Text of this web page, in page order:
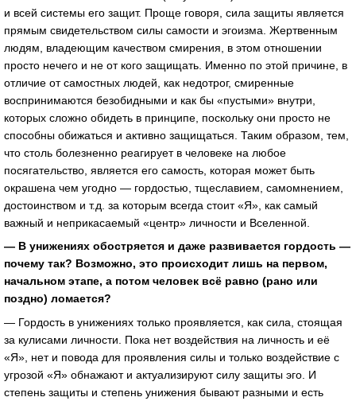
и всей системы его защит. Проще говоря, сила защиты является
прямым свидетельством силы самости и эгоизма. Жертвенным
людям, владеющим качеством смирения, в этом отношении
просто нечего и не от кого защищать. Именно по этой причине, в
отличие от самостных людей, как недотрог, смиренные
воспринимаются безобидными и как бы «пустыми» внутри,
которых сложно обидеть в принципе, поскольку они просто не
способны обижаться и активно защищаться. Таким образом, тем,
что столь болезненно реагирует в человеке на любое
посягательство, является его самость, которая может быть
окрашена чем угодно — гордостью, тщеславием, самомнением,
достоинством и т.д. за которым всегда стоит «Я», как самый
важный и неприкасаемый «центр» личности и Вселенной.
— В унижениях обостряется и даже развивается гордость —
почему так? Возможно, это происходит лишь на первом,
начальном этапе, а потом человек всё равно (рано или
поздно) ломается?
— Гордость в унижениях только проявляется, как сила, стоящая
за кулисами личности. Пока нет воздействия на личность и её
«Я», нет и повода для проявления силы и только воздействие с
угрозой «Я» обнажают и актуализируют силу защиты эго. И
степень защиты и степень унижения бывают разными и есть